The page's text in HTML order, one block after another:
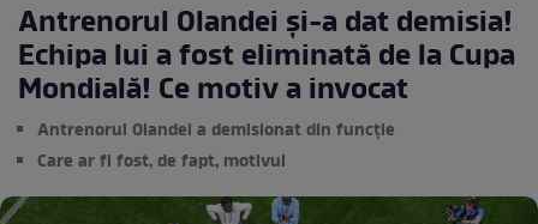
Antrenorul Olandei și-a dat demisia!
Echipa lui a fost eliminată de la Cupa
Mondială! Ce motiv a invocat
Antrenorul Olandei a demisionat din funcție
Care ar fi fost, de fapt, motivul